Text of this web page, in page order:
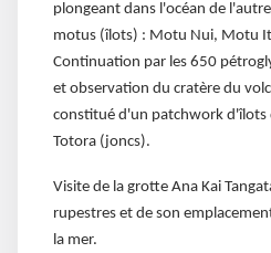
plongeant dans l'océan de
motus (îlots) : Motu Nui, Motu
Continuation par les 650
et observation du cratère du
constitué d'un patchwork d'îlots
Totora (joncs).
Visite de la grotte Ana Kai
rupestres et de son
la mer.